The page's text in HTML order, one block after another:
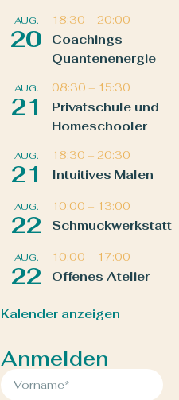
AUG.
20
18:30 – 20:00
Coachings
Quantenenergie
AUG.
21
08:30 – 15:30
Privatschule und
Homeschooler
AUG.
21
18:30 – 20:30
Intuitives Malen
AUG.
22
10:00 – 13:00
Schmuckwerkstatt
AUG.
22
10:00 – 17:00
Offenes Atelier
Kalender anzeigen
Anmelden